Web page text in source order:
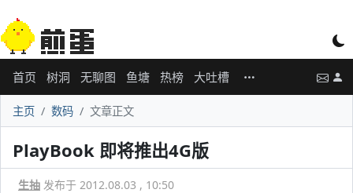
首页 树洞 无聊图 鱼塘 热榜 大吐槽
主页 数码 文章正文
PlayBook 即将推出4G版
生抽 发布于 2012.08.03 , 10:50